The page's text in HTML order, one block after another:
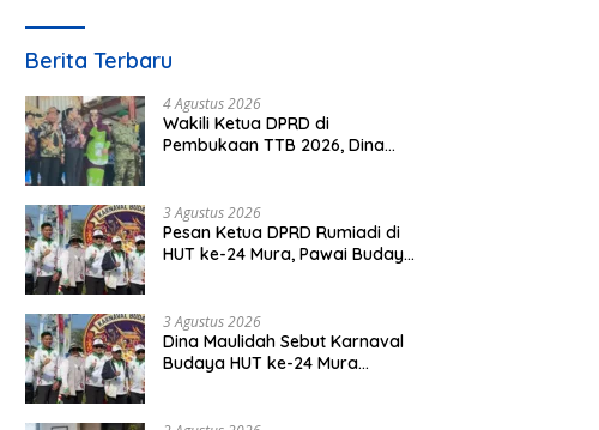
Berita Terbaru
4 Agustus 2026
Wakili Ketua DPRD di
Pembukaan TTB 2026, Dina
3 Agustus 2026
Pesan Ketua DPRD Rumiadi di
HUT ke-24 Mura, Pawai Budaya
3 Agustus 2026
Dina Maulidah Sebut Karnaval
Budaya HUT ke-24 Mura